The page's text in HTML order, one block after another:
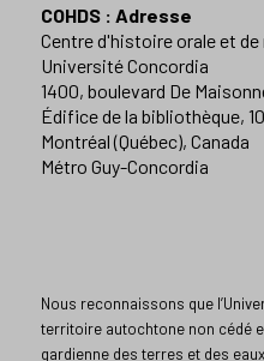
COHDS : Adresse
Centre d'histoire orale et de
Université Concordia
1400, boulevard De
Édifice de la bibliothèque,
Montréal (Québec), Canada
Métro Guy-Concordia
Nous reconnaissons que
territoire autochtone non cédé
gardienne des terres et des